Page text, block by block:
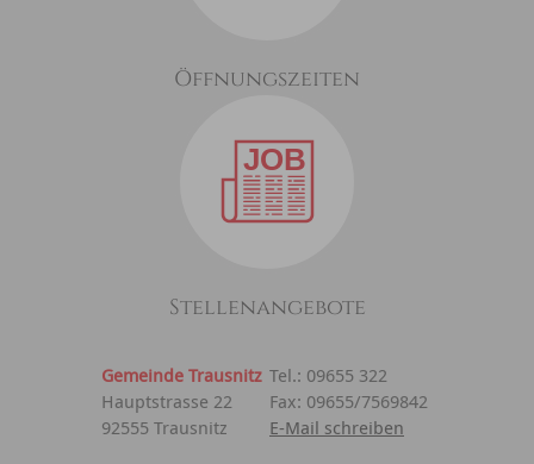
Öffnungszeiten
Stellenangebote
Gemeinde Trausnitz Tel.: 09655 322
Hauptstrasse 22
Fax: 09655/7569842
92555 Trausnitz
E-Mail schreiben